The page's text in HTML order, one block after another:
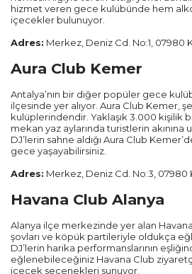
hizmet veren gece kulübünde hem
içecekler bulunuyor.
Adres: Merkez, Deniz Cd. No:1, 07980
Aura Club Kemer
Antalya’nın bir diğer popüler gece
ilçesinde yer alıyor. Aura Club Kemer,
kulüplerindendir. Yaklaşık 3.000 kişilik
mekan yaz aylarında turistlerin akınına
DJ’lerin sahne aldığı Aura Club
gece yaşayabilirsiniz.
Adres: Merkez, Deniz Cd. No:3, 07980
Havana Club Alanya
Alanya ilçe merkezinde yer alan
şovları ve köpük partileriyle oldukça
DJ’lerin harika performanslarının
eğlenebileceğiniz Havana Club
içecek seçenekleri sunuyor.
Kayseri
Mersin
Manisa
Sakarya
Ordu
Zonguldak